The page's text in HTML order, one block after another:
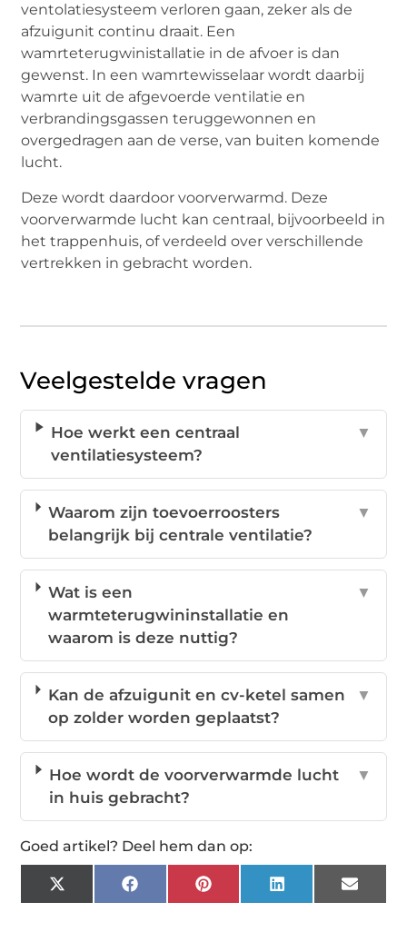
ventolatiesysteem verloren gaan, zeker als de
afzuigunit continu draait. Een
wamrteterugwinistallatie in de afvoer is dan
gewenst. In een wamrtewisselaar wordt daarbij
wamrte uit de afgevoerde ventilatie en
verbrandingsgassen teruggewonnen en
overgedragen aan de verse, van buiten komende
lucht.
Deze wordt daardoor voorverwarmd. Deze
voorverwarmde lucht kan centraal, bijvoorbeeld in
het trappenhuis, of verdeeld over verschillende
vertrekken in gebracht worden.
Veelgestelde vragen
Hoe werkt een centraal
ventilatiesysteem?
▼
Waarom zijn toevoerroosters
belangrijk bij centrale ventilatie?
▼
Wat is een
warmteterugwininstallatie en
waarom is deze nuttig?
▼
Kan de afzuigunit en cv-ketel samen
op zolder worden geplaatst?
▼
Hoe wordt de voorverwarmde lucht
in huis gebracht?
▼
Goed artikel? Deel hem dan op:
X
(Twitter)
FacebookPinterestLinkedInEmail